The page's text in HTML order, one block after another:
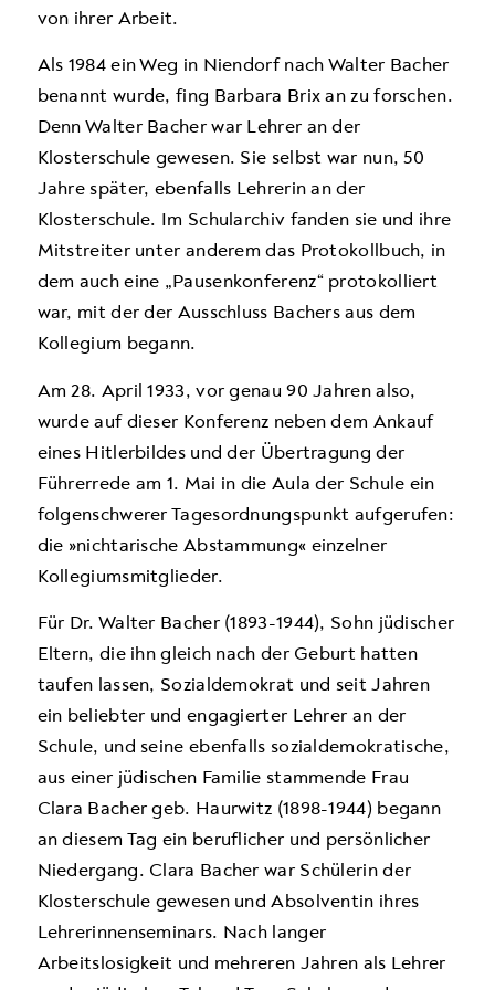
von ihrer Arbeit.
Als 1984 ein Weg in Niendorf nach Walter Bacher
benannt wurde, fing Barbara Brix an zu forschen.
Denn Walter Bacher war Lehrer an der
Klosterschule gewesen. Sie selbst war nun, 50
Jahre später, ebenfalls Lehrerin an der
Klosterschule. Im Schularchiv fanden sie und ihre
Mitstreiter unter anderem das Protokollbuch, in
dem auch eine „Pausenkonferenz“ protokolliert
war, mit der der Ausschluss Bachers aus dem
Kollegium begann.
Am 28. April 1933, vor genau 90 Jahren also,
wurde auf dieser Konferenz neben dem Ankauf
eines Hitlerbildes und der Übertragung der
Führerrede am 1. Mai in die Aula der Schule ein
folgenschwerer Tagesordnungspunkt aufgerufen:
die »nichtarische Abstammung« einzelner
Kollegiumsmitglieder.
Für Dr. Walter Bacher (1893-1944), Sohn jüdischer
Eltern, die ihn gleich nach der Geburt hatten
taufen lassen, Sozialdemokrat und seit Jahren
ein beliebter und engagierter Lehrer an der
Schule, und seine ebenfalls sozialdemokratische,
aus einer jüdischen Familie stammende Frau
Clara Bacher geb. Haurwitz (1898-1944) begann
an diesem Tag ein beruflicher und persönlicher
Niedergang. Clara Bacher war Schülerin der
Klosterschule gewesen und Absolventin ihres
Lehrerinnenseminars. Nach langer
Arbeitslosigkeit und mehreren Jahren als Lehrer